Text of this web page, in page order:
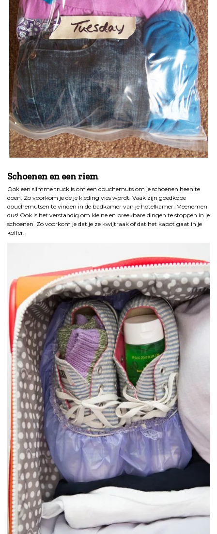
Schoenen en een riem
Ook een slimme truck is om een douchemuts om je schoenen heen te
doen. Zo voorkom je de je kleding vies wordt. Vaak zijn goedkope
douchemutsen te vinden in de badkamer van je hotelkamer. Meenemen
dus! Ook is het verstandig om kleine en breekbare dingen te stoppen in je
schoenen. Zo voorkom je dat je ze kwijtraak of dat het kapot gaat in je
koffer.